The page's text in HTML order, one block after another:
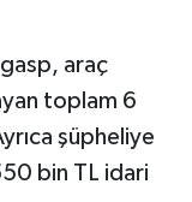
gasp, araç
toplam 6
şüpheliye
bin TL idari